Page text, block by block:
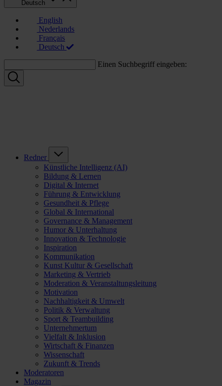
Deutsch
English
Nederlands
Français
Deutsch
Einen Suchbegriff eingeben:
Redner
Künstliche Intelligenz (AI)
Bildung & Lernen
Digital & Internet
Führung & Entwicklung
Gesundheit & Pflege
Global & International
Governance & Management
Humor & Unterhaltung
Innovation & Technologie
Inspiration
Kommunikation
Kunst Kultur & Gesellschaft
Marketing & Vertrieb
Moderation & Veranstaltungsleitung
Motivation
Nachhaltigkeit & Umwelt
Politik & Verwaltung
Sport & Teambuilding
Unternehmertum
Vielfalt & Inklusion
Wirtschaft & Finanzen
Wissenschaft
Zukunft & Trends
Moderatoren
Magazin